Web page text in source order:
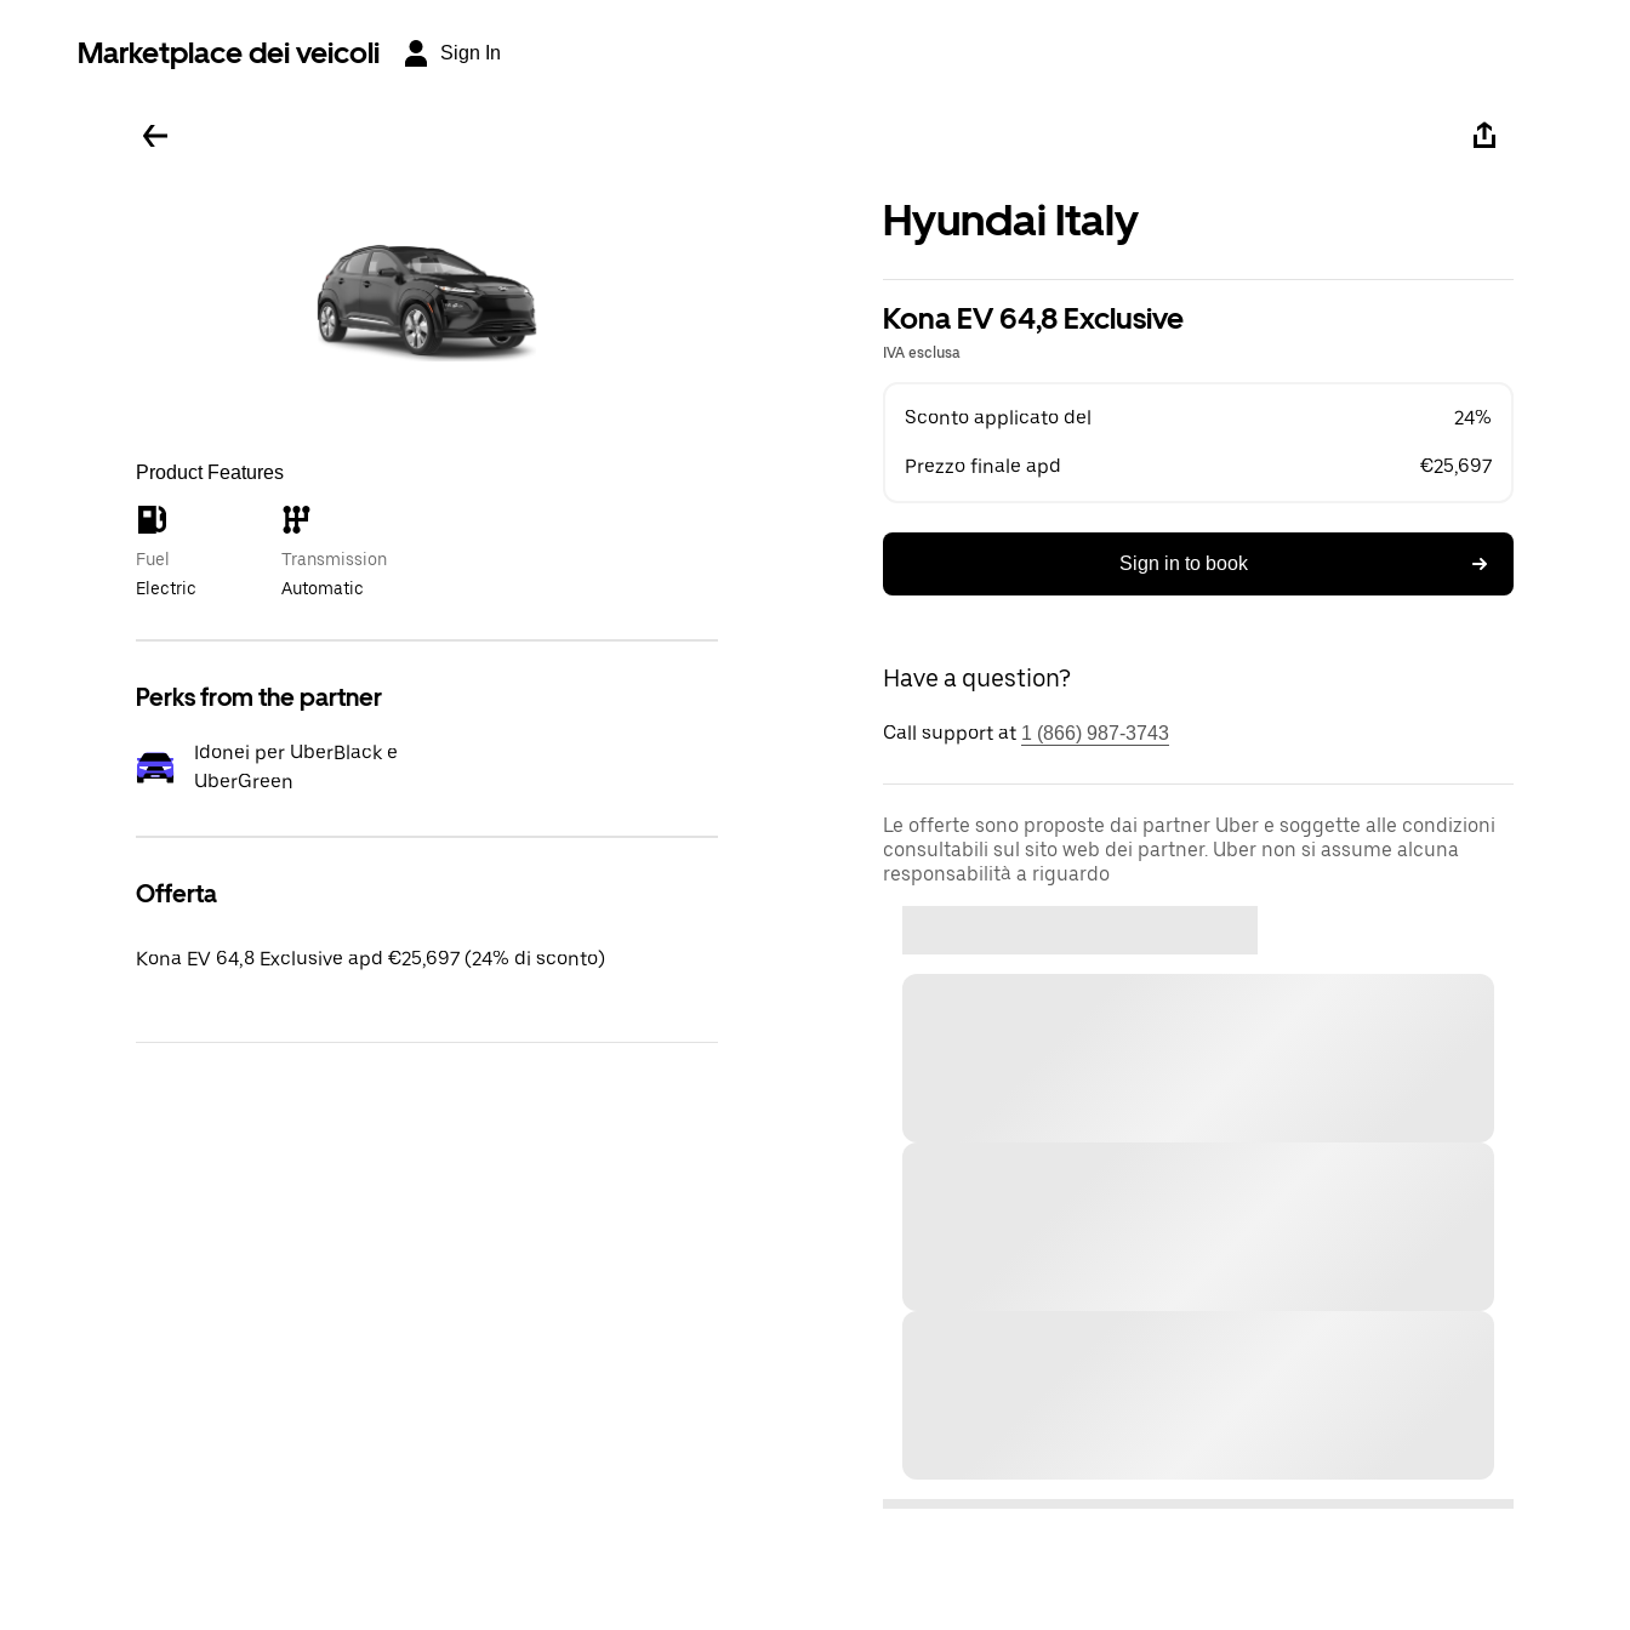
Marketplace dei veicoli Sign In
Product Features
Fuel
Electric
Transmission
Automatic
Perks from the partner
Idonei per UberBlack e
UberGreen
Offerta
Kona EV 64,8 Exclusive apd €25,697 (24% di sconto)
Hyundai Italy
Kona EV 64,8 Exclusive
IVA esclusa
Sconto applicato del 24%
Prezzo finale apd €25,697
Sign in to book
Have a question?
Call support at 1 (866) 987-3743
Le offerte sono proposte dai partner Uber e soggette alle condizioni
consultabili sul sito web dei partner. Uber non si assume alcuna
responsabilità a riguardo